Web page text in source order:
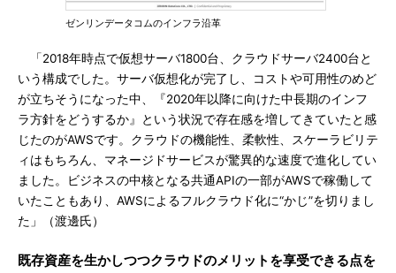
ゼンリンデータコムのインフラ沿革
「2018年時点で仮想サーバ1800台、クラウドサーバ2400台と
いう構成でした。サーバ仮想化が完了し、コストや可用性のめど
が立ちそうになった中、『2020年以降に向けた中長期のインフ
ラ方針をどうするか』という状況で存在感を増してきていたと感
じたのがAWSです。クラウドの機能性、柔軟性、スケーラビリテ
ィはもちろん、マネージドサービスが驚異的な速度で進化してい
ました。ビジネスの中核となる共通APIの一部がAWSで稼働して
いたこともあり、AWSによるフルクラウド化に“かじ”を切りまし
た」（渡邊氏）
既存資産を生かしつつクラウドのメリットを享受できる点を